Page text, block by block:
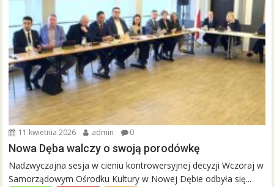
11 kwietnia 2026 admin 0
Nowa Dęba walczy o swoją porodówkę
Nadzwyczajna sesja w cieniu kontrowersyjnej decyzji Wczoraj w
Samorządowym Ośrodku Kultury w Nowej Dębie odbyła się...